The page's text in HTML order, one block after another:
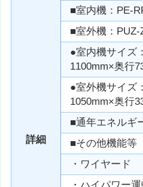
詳細
■室内機：PE-
■室外機：PUZ-
●室内機サイズ
1100mm×奥行
●室外機サイズ
1050mm×奥行
■通年エネルギ
■その他機能等
・ワイヤード